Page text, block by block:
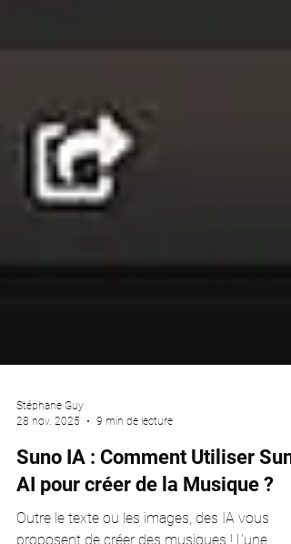
Stéphane Guy
28 nov. 2025
9 min de lecture
Suno IA : Comment Utiliser
AI pour créer de la Musique ?